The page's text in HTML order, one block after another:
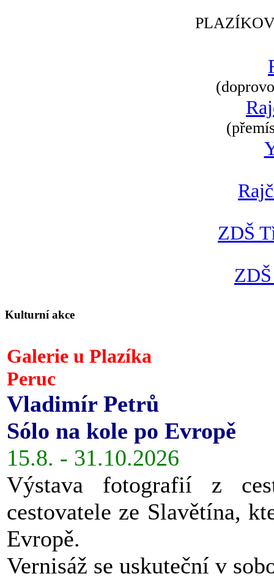
ZDŠ
Kulturní akce
Galerie u Plazíka
Peruc
Vladimír Petrů
Sólo na kole po Evropě
15.8. - 31.10.2026
Výstava fotografií z
cestovatele ze Slavětína,
Evropě.
Vernisáž se uskuteční v